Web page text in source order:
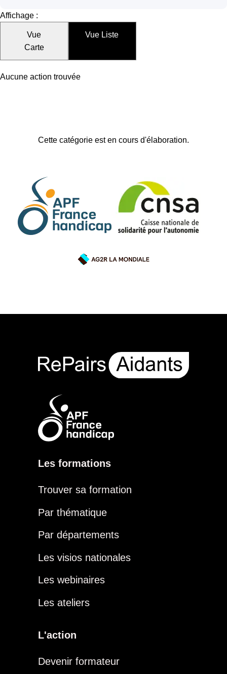
Affichage :
Vue
Carte
Vue Liste
Aucune action trouvée
Cette catégorie est en cours d'élaboration.
Les formations
Trouver sa formation
Par thématique
Par départements
Les visios nationales
Les webinaires
Les ateliers
L'action
Devenir formateur